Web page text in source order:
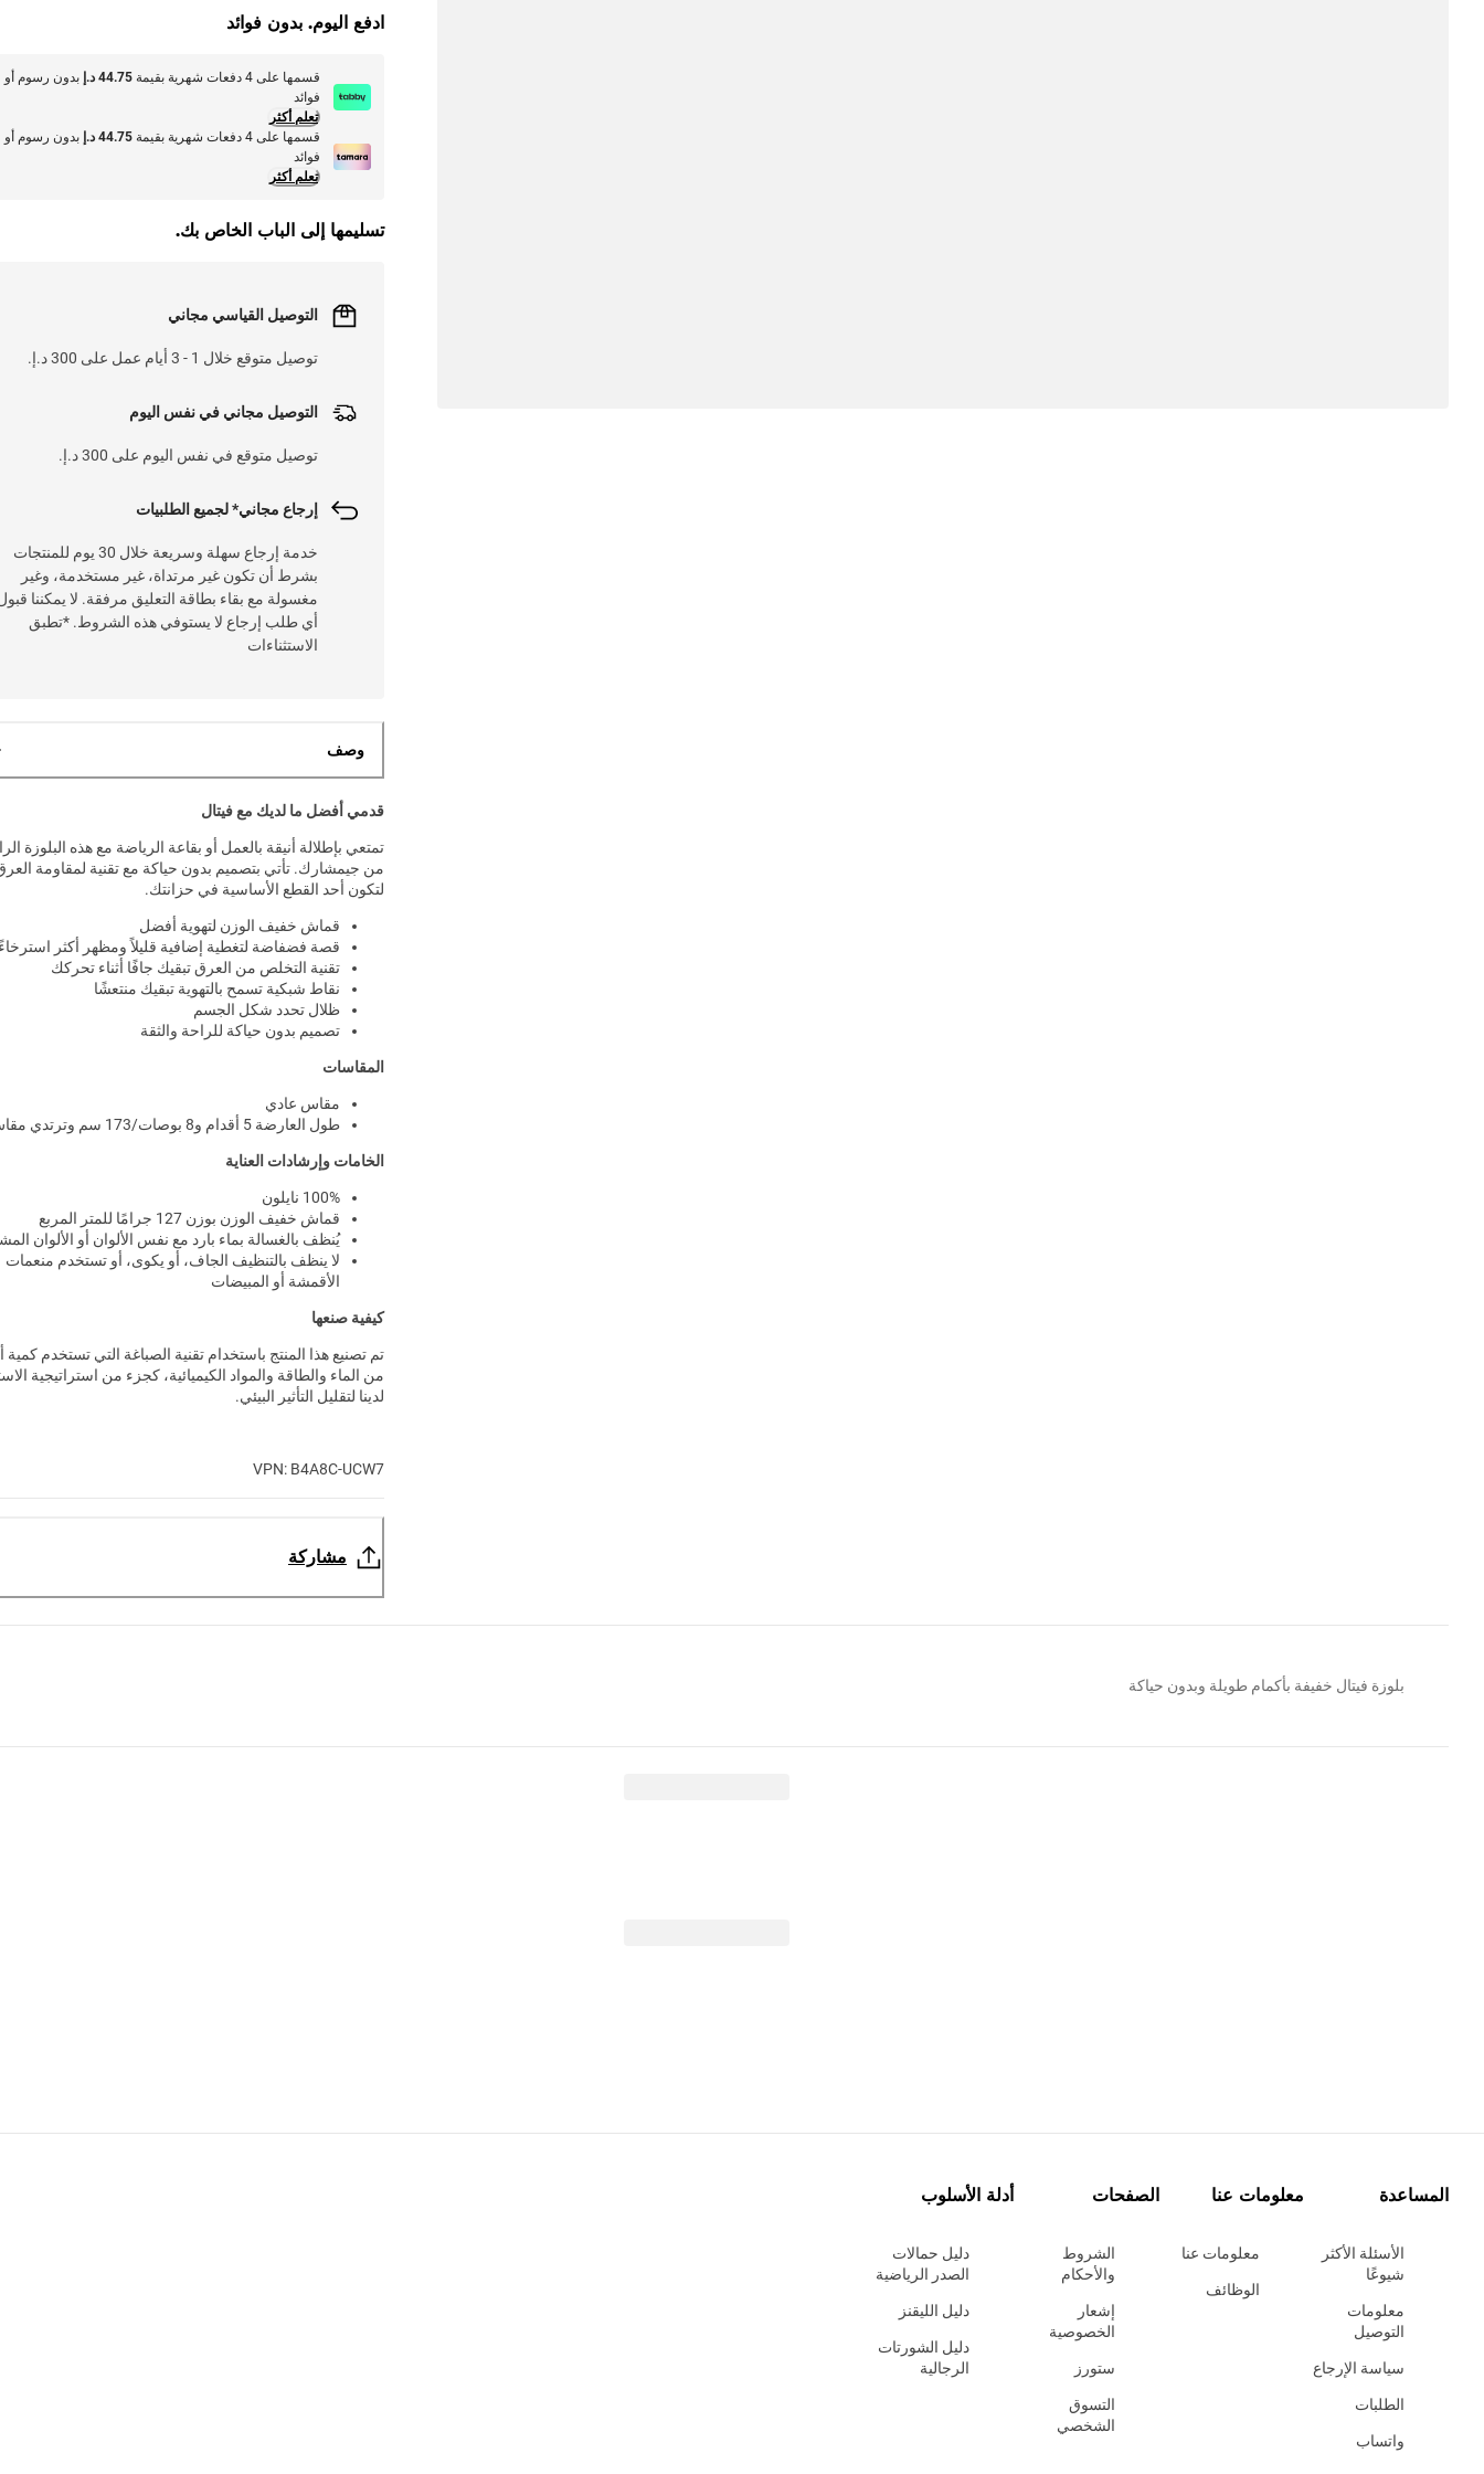
ادفع اليوم. بدون فوائد
قسمها على 4 دفعات شهرية بقيمة 44.75 د.إ
بدون رسوم أو
فوائد
تعلم أكثر
قسمها على 4 دفعات شهرية بقيمة
44.75 د.إ
بدون رسوم أو
فوائد
تعلم أكثر
تسليمها إلى الباب الخاص بك.
التوصيل القياسي مجاني
توصيل متوقع خلال 1 - 3 أيام عمل على 300 د.إ.
التوصيل مجاني في نفس اليوم
توصيل متوقع في نفس اليوم على 300 د.إ.
إرجاع مجاني* لجميع الطلبيات
خدمة إرجاع سهلة وسريعة خلال 30 يوم للمنتجات
بشرط أن تكون غير مرتداة، غير مستخدمة، وغير
مغسولة مع بقاء بطاقة التعليق مرفقة. لا يمكننا
أي طلب إرجاع لا يستوفي هذه الشروط. *تطبق
الاستثناءات
وصف
قدمي أفضل ما لديك مع فيتال
تمتعي بإطلالة أنيقة بالعمل أو بقاعة الرياضة مع هذه البلوزة
من جيمشارك. تأتي بتصميم بدون حياكة مع تقنية لمقاومة
لتكون أحد القطع الأساسية في حزانتك.
قماش خفيف الوزن لتهوية أفضل
قصة فضفاضة لتغطية إضافية قليلاً ومظهر أكثر
تقنية التخلص من العرق تبقيك جافًا أثناء تحركك
نقاط شبكية تسمح بالتهوية تبقيك منتعشًا
ظلال تحدد شكل الجسم
تصميم بدون حياكة للراحة والثقة
المقاسات
مقاس عادي
طول العارضة 5 أقدام و8 بوصات/173 سم وترتدي مقاس XS
الخامات وإرشادات العناية
100% نايلون
قماش خفيف الوزن بوزن 127 جرامًا للمتر المربع
يُنظف بالغسالة بماء بارد مع نفس الألوان أو الألوان
لا ينظف بالتنظيف الجاف، أو يكوى، أو تستخدم منعمات
الأقمشة أو المبيضات
كيفية صنعها
تم تصنيع هذا المنتج باستخدام تقنية الصباغة التي تستخدم كمية
من الماء والطاقة والمواد الكيميائية، كجزء من استراتيجية
لدينا لتقليل التأثير البيئي.
VPN: B4A8C-UCW7
مشاركة
بلوزة فيتال خفيفة بأكمام طويلة وبدون حياكة
المساعدة
الأسئلة الأكثر
شيوعًا
معلومات
التوصيل
سياسة الإرجاع
الطلبات
واتساب
معلومات عنا
معلومات عنا
الوظائف
الصفحات
الشروط
والأحكام
إشعار
الخصوصية
ستورز
التسوق
الشخصي
أدلة الأسلوب
دليل حمالات
الصدر الرياضية
دليل الليقنز
دليل الشورتات
الرجالية